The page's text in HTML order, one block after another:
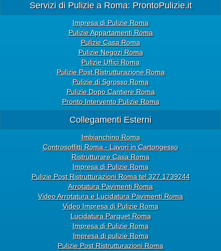
Servizi di Pulizie a Roma: ProntoPulizie.it
Impresa di Pulizie Roma
Pulizie Appartamenti Roma
Pulizie Casa Roma
Pulizie Negozi Roma
Pulizie Uffici Roma
Pulizie Post Ristrutturazione Roma
Pulizie di Sgrosso Roma
Pulizie Dopo Cantiere Roma
Pronto Intervento Pulizie Roma
Collegamenti Esterni
Imbianchino Roma
Controsoffitti Roma - Lavori in Cartongesso
Ristrutturare Casa Roma
Impresa di Pulizie Roma
Pulizie Post Ristrutturazioni Roma tel 327.1739244
Arrotatura Pavimenti Roma
Video Arrotatura e Lucidatura Pavimenti Roma
Video Impresa di Pulizie Roma
Lucidatura Parquet Roma
Impresa di Pulizie Roma
Impresa di pulizie Roma
Pulizie Post Ristrutturazioni Roma